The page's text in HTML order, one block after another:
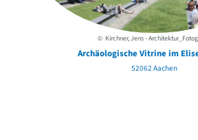
© Kirchner, Jens -
Archäologische Vitrine im
52062 Aachen